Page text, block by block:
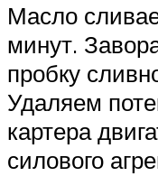
Масло
минут.
пробку
Удаляем
картера
силового